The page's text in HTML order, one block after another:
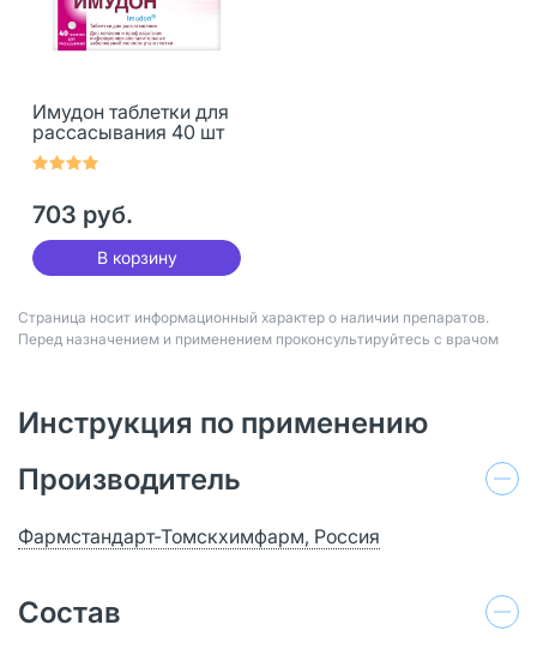
Имудон таблетки для
рассасывания 40 шт
703 руб.
В корзину
Страница носит информационный характер о наличии препаратов.
Перед назначением и применением проконсультируйтесь с врачом
Инструкция по применению
Производитель
Фармстандарт-Томскхимфарм, Россия
Состав